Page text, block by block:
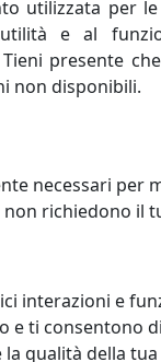
264.302.03
Metal Lux
155,00
utilizzata per
e al
presente
non disponibili.
necessari per
richiedono il
interazioni e
e ti consentono
qualità della